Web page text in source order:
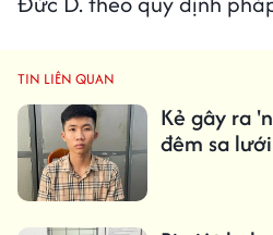
TIN LIÊN QUAN
Kẻ gây ra
đêm sa lưới